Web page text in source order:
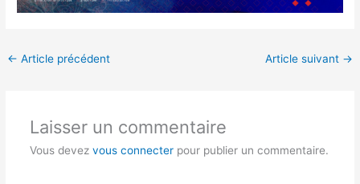
← Article précédent Article suivant →
Laisser un commentaire
Vous devez vous connecterpour publier un commentaire.